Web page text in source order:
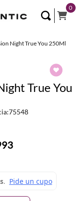
0
Night True You 250Ml
True You
:75548